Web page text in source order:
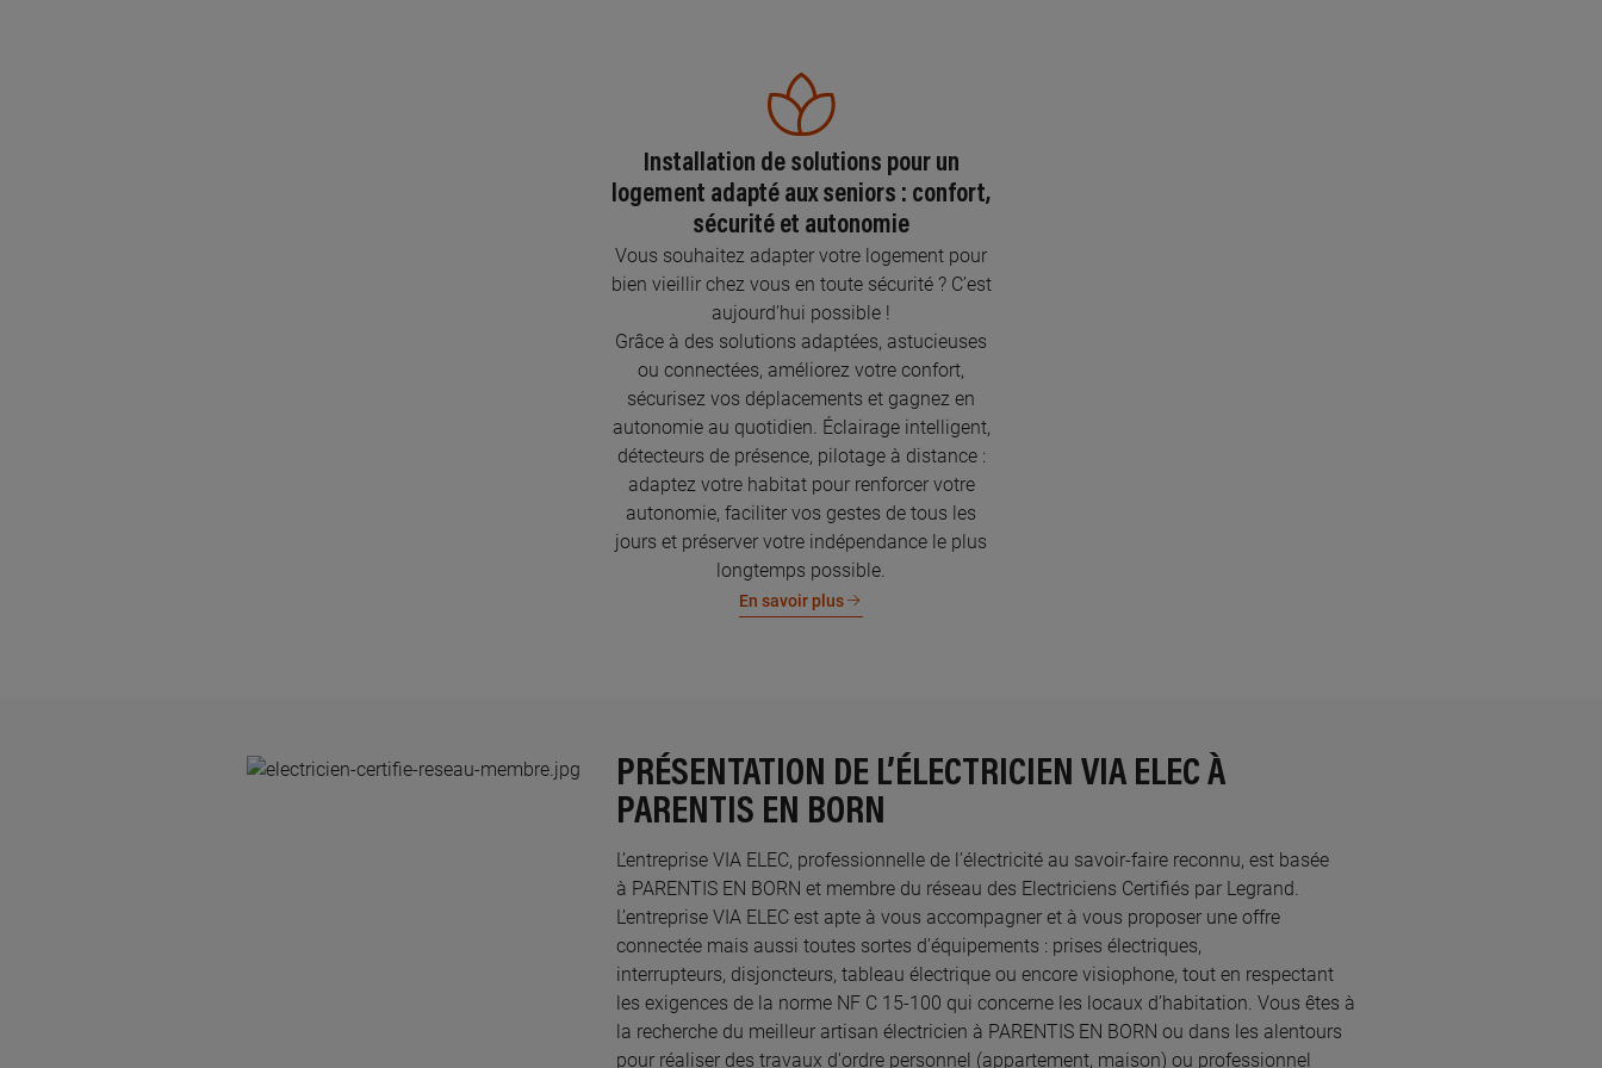
Installation de solutions pour un
logement adapté aux seniors : confort,
sécurité et autonomie
Vous souhaitez adapter votre logement pour
bien vieillir chez vous en toute sécurité ? C’est
aujourd’hui possible !
Grâce à des solutions adaptées, astucieuses
ou connectées, améliorez votre confort,
sécurisez vos déplacements et gagnez en
autonomie au quotidien. Éclairage intelligent,
détecteurs de présence, pilotage à distance :
adaptez votre habitat pour renforcer votre
autonomie, faciliter vos gestes de tous les
jours et préserver votre indépendance le plus
longtemps possible.
En savoir plus
PRÉSENTATION DE L’ÉLECTRICIEN VIA ELEC À
PARENTIS EN BORN
L’entreprise VIA ELEC, professionnelle de l’électricité au savoir-faire reconnu, est basée
à PARENTIS EN BORN et membre du réseau des Electriciens Certifiés par Legrand.​
L’entreprise VIA ELEC est apte à vous accompagner et à vous proposer une offre
connectée mais aussi toutes sortes d'équipements : prises électriques,
interrupteurs, disjoncteurs, tableau électrique ou encore visiophone, tout en respectant
les exigences de la norme NF C 15-100 qui concerne les locaux d’habitation. Vous êtes à
la recherche du meilleur artisan électricien à PARENTIS EN BORN ou dans les alentours
pour réaliser des travaux d'ordre personnel (appartement, maison) ou professionnel